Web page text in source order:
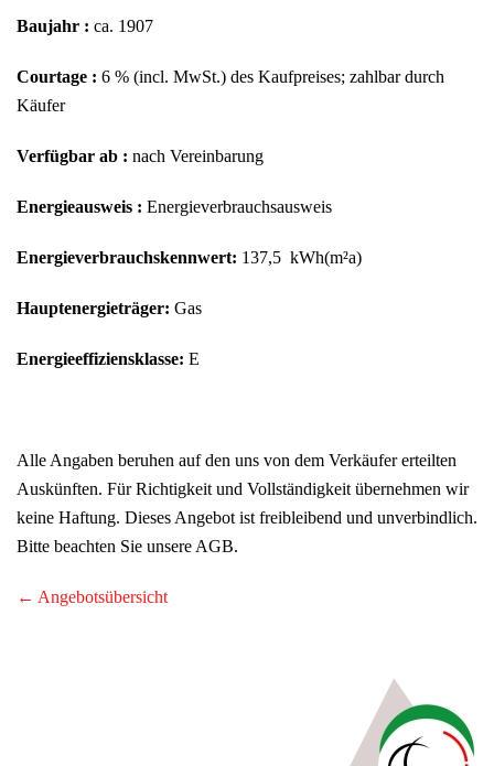
Baujahr : ca. 1907
Courtage : 6 % (incl. MwSt.) des Kaufpreises; zahlbar durch
Käufer
Verfügbar ab : nach Vereinbarung
Energieausweis : Energieverbrauchsausweis
Energieverbrauchskennwert: 137,5 kWh(m²a)
Hauptenergieträger: Gas
Energieeffiziensklasse: E
Alle Angaben beruhen auf den uns von dem Verkäufer erteilten
Auskünften. Für Richtigkeit und Vollständigkeit übernehmen wir
keine Haftung. Dieses Angebot ist freibleibend und unverbindlich.
Bitte beachten Sie unsere AGB.
← Angebotsübersicht